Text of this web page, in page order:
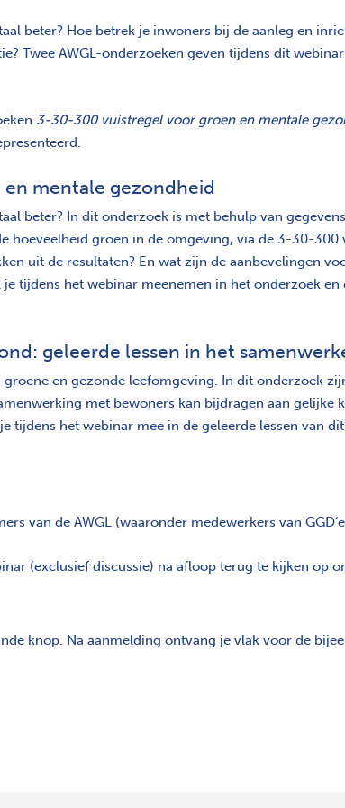
beter? Hoe betrek je inwoners bij de aanleg en
Twee AWGL-onderzoeken geven tijdens dit
3-30-300 vuistregel voor groen en mentale
mentale gezondheid
beter? In dit onderzoek is met behulp van
hoeveelheid groen in de omgeving, via de 3-30-
uit de resultaten? En wat zijn de aanbevelingen
tijdens het webinar meenemen in het onderzoek
geleerde lessen in het
en gezonde leefomgeving. In dit onderzoek
met bewoners kan bijdragen aan gelijke
tijdens het webinar mee in de geleerde lessen van
van de AWGL (waaronder medewerkers van
(exclusief discussie) na afloop terug te kijken op
knop. Na aanmelding ontvang je vlak voor de